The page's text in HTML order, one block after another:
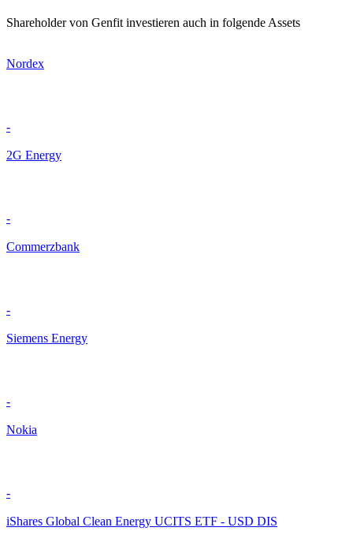
Shareholder von Genfit investieren auch in folgende Assets
Nordex
-
2G Energy
-
Commerzbank
-
Siemens Energy
-
Nokia
-
iShares Global Clean Energy UCITS ETF - USD DIS